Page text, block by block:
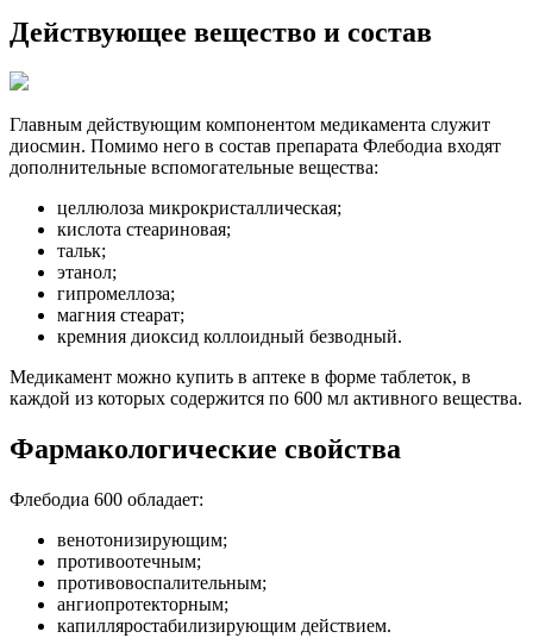
Действующее вещество и состав
Главным действующим компонентом медикамента служит
диосмин. Помимо него в состав препарата Флебодиа входят
дополнительные вспомогательные вещества:
целлюлоза микрокристаллическая;
кислота стеариновая;
тальк;
этанол;
гипромеллоза;
магния стеарат;
кремния диоксид коллоидный безводный.
Медикамент можно купить в аптеке в форме таблеток, в
каждой из которых содержится по 600 мл активного вещества.
Фармакологические свойства
Флебодиа 600 обладает:
венотонизирующим;
противоотечным;
противовоспалительным;
ангиопротекторным;
капилляростабилизирующим действием.